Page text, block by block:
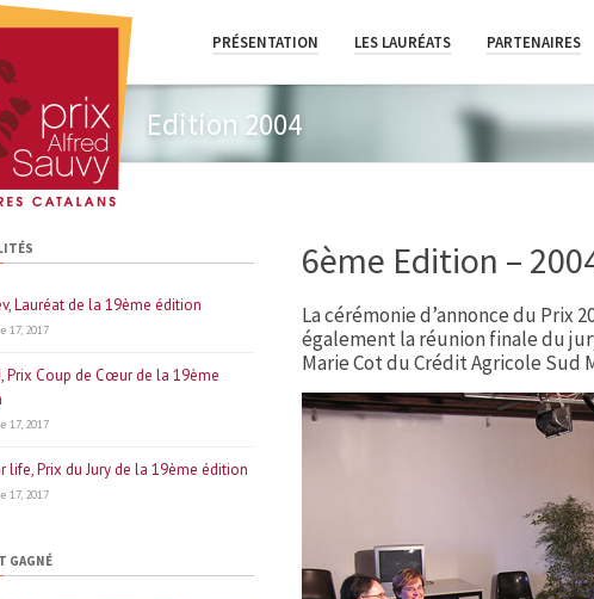
PRÉSENTATION LES LAURÉATS PARTENAIRES
Edition 2004
6ème Edition –
La cérémonie d’annonce du Prix
également la réunion finale du
Marie Cot du Crédit Agricole Sud
Lauréat de la 19ème édition
17, 2017
Prix Coup de Cœur de la 19ème
17, 2017
life, Prix du Jury de la 19ème édition
17, 2017
GAGNÉ